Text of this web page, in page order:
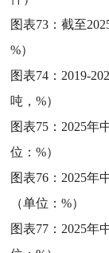
图表73：截至
%）
图表74： 2019-
吨，%）
图表75： 2025年
位：%）
图表76： 2025年
（单位：%）
图表77： 2025年